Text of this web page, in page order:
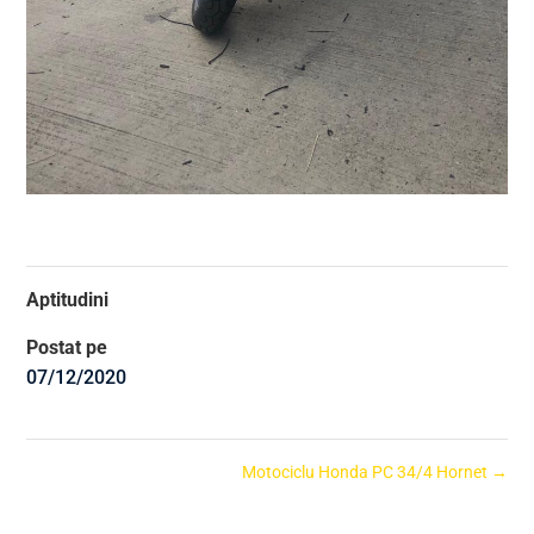
Aptitudini
Postat pe
07/12/2020
Motociclu Honda PC 34/4 Hornet →